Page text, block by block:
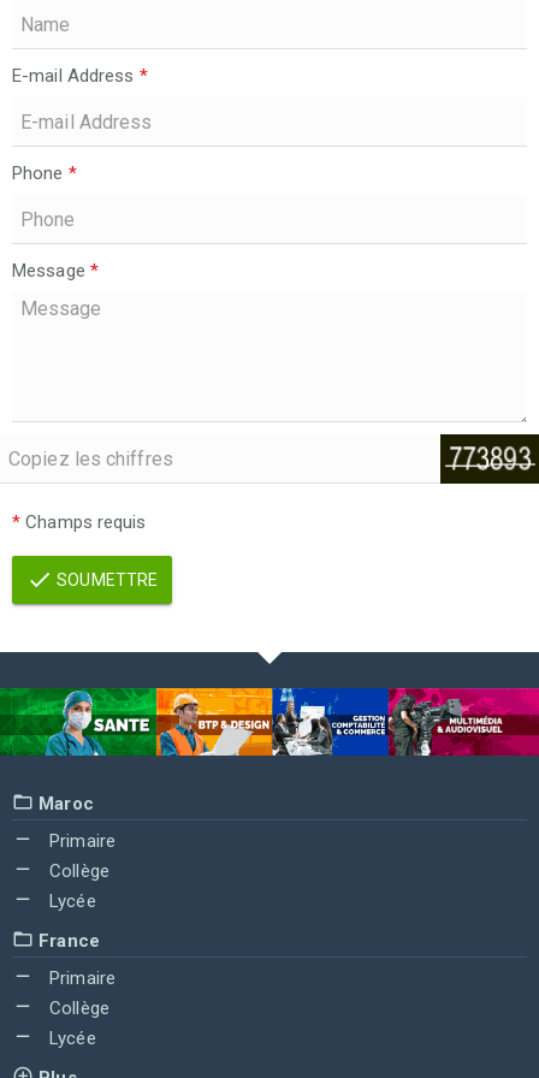
E-mail Address *
Phone *
Message *
* Champs requis
SOUMETTRE
Maroc
Primaire
Collège
Lycée
France
Primaire
Collège
Lycée